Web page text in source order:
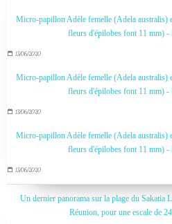
Micro-papillon Adèle femelle (Adela australis)
fleurs d'épilobes font 11 mm)
13/06/2020
Micro-papillon Adèle femelle (Adela australis)
fleurs d'épilobes font 11 mm)
13/06/2020
Micro-papillon Adèle femelle (Adela australis)
fleurs d'épilobes font 11 mm)
13/06/2020
Un dernier panorama sur la plage du Sakatia
Réunion, pour une escale de